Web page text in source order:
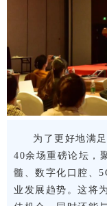
为了更好地满
40余场重磅论坛，
髓、数字化口腔、
业发展趋势。这将